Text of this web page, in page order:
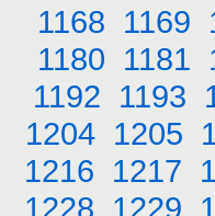
1168 1169
1180 1181
1192 1193
1204 1205
1216 1217
1228 1229